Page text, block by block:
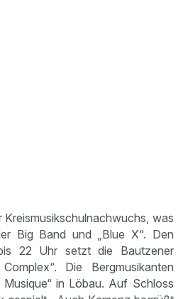
was
Big Band und „Blue X“. Den
22 Uhr setzt die Bautzener
Die Bergmusikanten
in Löbau. Auf Schloss